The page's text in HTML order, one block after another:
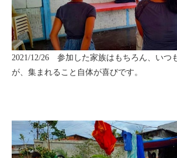
2021/12/26 参加した家族はもちろん、いつ
が、集まれること自体が喜びです。